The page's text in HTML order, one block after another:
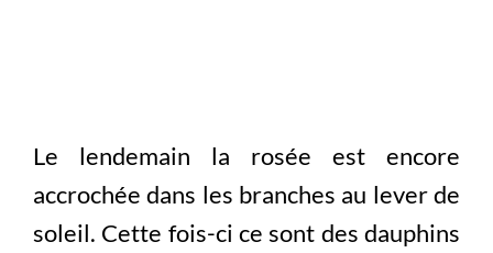
Le lendemain la rosée est encore
accrochée dans les branches au lever de
soleil. Cette fois-ci ce sont des dauphins